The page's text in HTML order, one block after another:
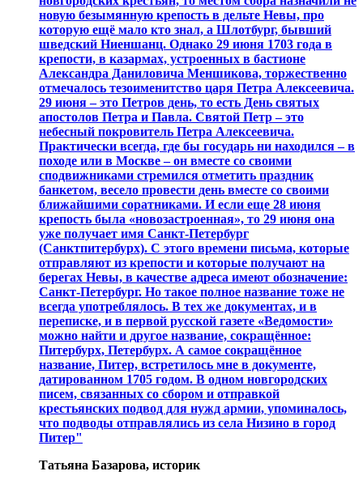
новую безымянную крепость в дельте Невы, про
которую ещё мало кто знал, а Шлотбург, бывший
шведский Ниеншанц. Однако 29 июня 1703 года в
крепости, в казармах, устроенных в бастионе
Александра Даниловича Меншикова, торжественно
отмечалось тезоименитство царя Петра Алексеевича.
29 июня – это Петров день, то есть День святых
апостолов Петра и Павла. Святой Петр – это
небесный покровитель Петра Алексеевича.
Практически всегда, где бы государь ни находился – в
походе или в Москве – он вместе со своими
сподвижниками стремился отметить праздник
банкетом, весело провести день вместе со своими
ближайшими соратниками. И если еще 28 июня
крепость была «новозастроенная», то 29 июня она
уже получает имя Санкт-Петербург
(Санктпитербурх). С этого времени письма, которые
отправляют из крепости и которые получают на
берегах Невы, в качестве адреса имеют обозначение:
Санкт-Петербург. Но такое полное название тоже не
всегда употреблялось. В тех же документах, и в
переписке, и в первой русской газете «Ведомости»
можно найти и другое название, сокращённое:
Питербурх, Петербурх. А самое сокращённое
название, Питер, встретилось мне в документе,
датированном 1705 годом. В одном новгородских
писем, связанных со сбором и отправкой
крестьянских подвод для нужд армии, упоминалось,
что подводы отправлялись из села Низино в город
Питер"
Татьяна Базарова, историк